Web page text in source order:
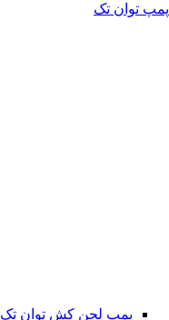
پمپ توان تک
پمپ لجن کش توان تک